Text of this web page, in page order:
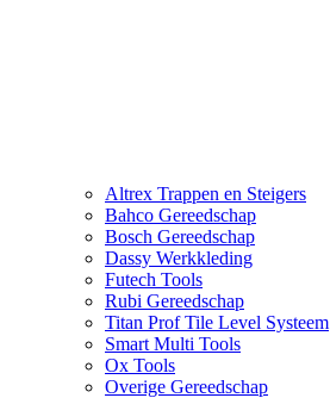
Altrex Trappen en Steigers
Bahco Gereedschap
Bosch Gereedschap
Dassy Werkkleding
Futech Tools
Rubi Gereedschap
Titan Prof Tile Level Systeem
Smart Multi Tools
Ox Tools
Overige Gereedschap